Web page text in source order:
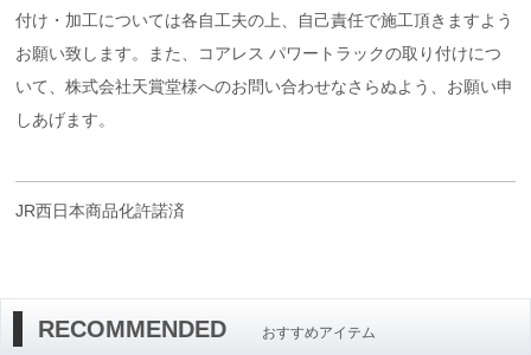
付け・加工については各自工夫の上、自己責任で施工頂きますよう
お願い致します。また、コアレス パワートラックの取り付けにつ
いて、株式会社天賞堂様へのお問い合わせなさらぬよう、お願い申
しあげます。
JR西日本商品化許諾済
RECOMMENDED おすすめアイテム